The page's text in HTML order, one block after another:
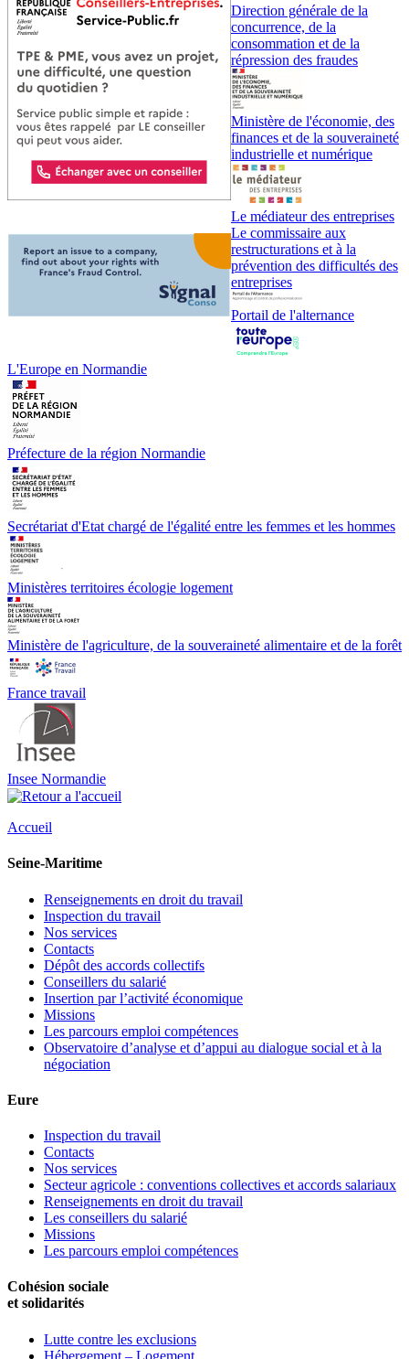
Direction générale de la
concurrence, de la
consommation et de la
répression des fraudes
Ministère de l'économie, des
finances et de la souveraineté
industrielle et numérique
Le médiateur des entreprises
Le commissaire aux
restructurations et à la
prévention des difficultés des
entreprises
Portail de l'alternance
L'Europe en Normandie
Préfecture de la région Normandie
Secrétariat d'Etat chargé de l'égalité entre les femmes et les hommes
Ministères territoires écologie logement
Ministère de l'agriculture, de la souveraineté alimentaire et de la forêt
France travail
Insee Normandie
Accueil
Seine-Maritime
Renseignements en droit du travail
Inspection du travail
Nos services
Contacts
Dépôt des accords collectifs
Conseillers du salarié
Insertion par l’activité économique
Missions
Les parcours emploi compétences
Observatoire d’analyse et d’appui au dialogue social et à la
négociation
Eure
Inspection du travail
Contacts
Nos services
Secteur agricole : conventions collectives et accords salariaux
Renseignements en droit du travail
Les conseillers du salarié
Missions
Les parcours emploi compétences
Cohésion sociale
et solidarités
Lutte contre les exclusions
Hébergement – Logement